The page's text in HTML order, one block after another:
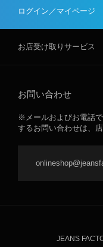
ログイン／マイページ
お店受け取りサービス
お問い合わせ
※メールおよびお電話
するお問い合わせは、
JEANS